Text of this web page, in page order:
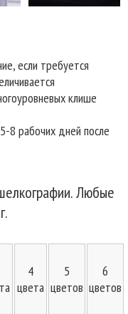
если требуется
клише
8 рабочих дней после
Любые
4
цвета
5
цветов
6
цветов